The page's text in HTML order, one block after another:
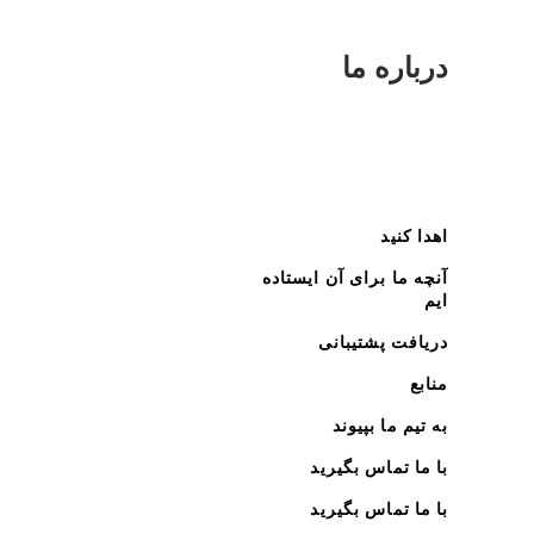
درباره ما
اهدا کنید
آنچه ما برای آن ایستاده
ایم
دریافت پشتیبانی
منابع
به تیم ما بپیوند
با ما تماس بگیرید
با ما تماس بگیرید